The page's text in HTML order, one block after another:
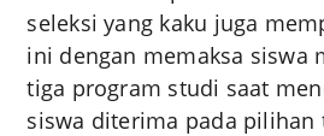
seleksi yang kaku juga
ini dengan memaksa siswa
tiga program studi saat
siswa diterima pada pilihan